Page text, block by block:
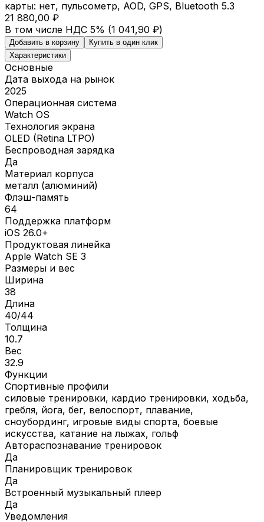
карты: нет, пульсометр, AOD, GPS, Bluetooth 5.3
21 880,00 ₽
В том числе НДС 5% (1 041,90 ₽)
Добавить в корзину
Купить в один клик
Характеристики
Основные
Дата выхода на рынок
2025
Операционная система
Watch OS
Технология экрана
OLED (Retina LTPO)
Беспроводная зарядка
Да
Материал корпуса
металл (алюминий)
Флэш-память
64
Поддержка платформ
iOS 26.0+
Продуктовая линейка
Apple Watch SE 3
Размеры и вес
Ширина
38
Длина
40/44
Толщина
10.7
Вес
32.9
Функции
Спортивные профили
силовые тренировки, кардио тренировки, ходьба,
гребля, йога, бег, велоспорт, плавание,
сноубординг, игровые виды спорта, боевые
искусства, катание на лыжах, гольф
Автораспознавание тренировок
Да
Планировщик тренировок
Да
Встроенный музыкальный плеер
Да
Уведомления